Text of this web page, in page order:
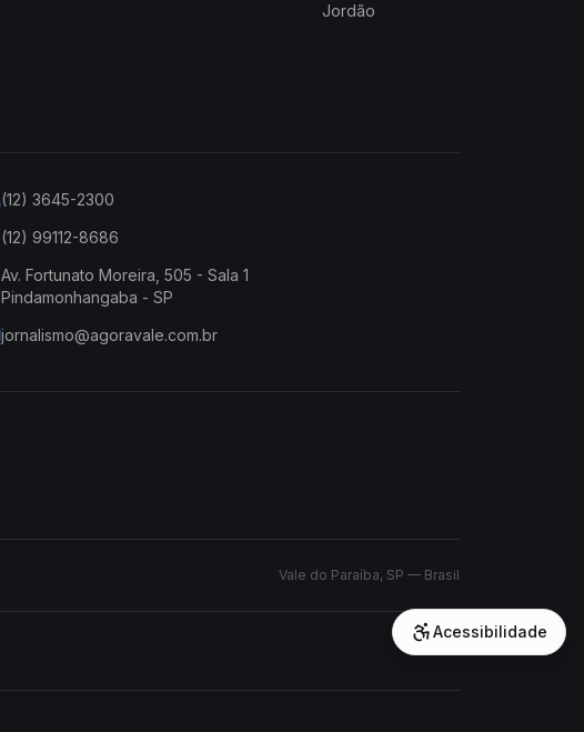
Jordão
(12) 3645-2300
(12) 99112-8686
Av. Fortunato Moreira, 505 - Sala 1
Pindamonhangaba - SP
jornalismo@agoravale.com.br
Vale do Paraíba, SP — Brasil
Acessibilidade